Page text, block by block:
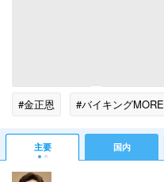
#金正恩
#バイキングMORE
主要 国内